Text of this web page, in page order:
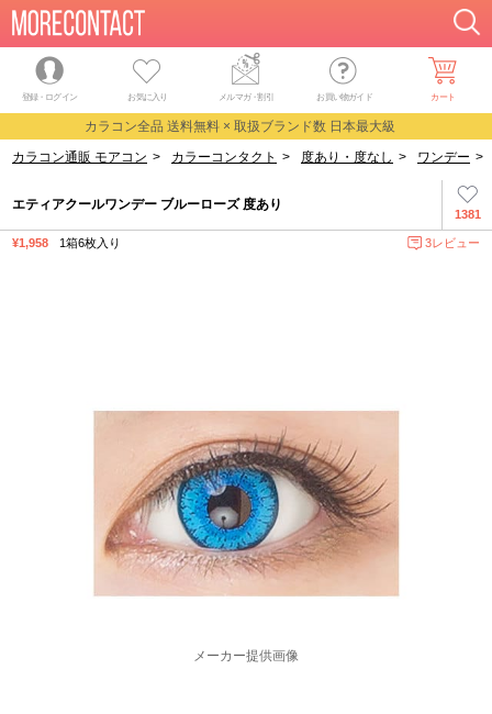
登録・ログイン お気に入り メルマガ・割引 お買い物ガイド カート
カラコン全品 送料無料 × 取扱ブランド数 日本最大級
カラコン通販 モアコン > カラーコンタクト > 度あり・度なし > ワンデー >
1381
エティアクールワンデー ブルーローズ 度あり
¥1,958 1箱6枚入り 3レビュー